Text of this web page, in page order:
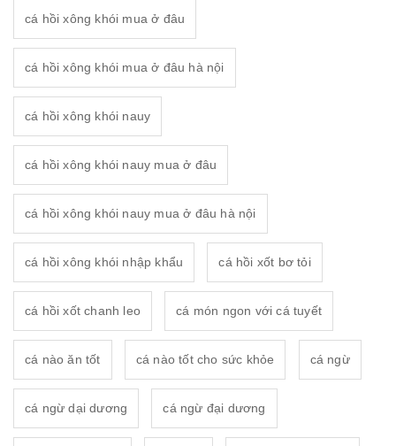
cá hồi xông khói mua ở đâu
cá hồi xông khói mua ở đâu hà nội
cá hồi xông khói nauy
cá hồi xông khói nauy mua ở đâu
cá hồi xông khói nauy mua ở đâu hà nội
cá hồi xông khói nhập khẩu cá hồi xốt bơ tỏi
cá hồi xốt chanh leo cá món ngon với cá tuyết
cá nào ăn tốt cá nào tốt cho sức khỏe cá ngừ
cá ngừ dại dương cá ngừ đại dương